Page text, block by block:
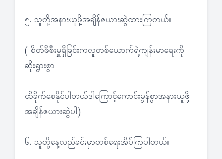
၅. သူတို့အနားယူဖို့အချိန်ဇယားဆွဲထားကြတယ်။
( စိတ်ဖိစီးမှူရှိခြင်းကလူတစ်ယောက်ရဲ့ကျန်းမာရေးကို
ဆိုးရွားစွာ
ထိခိုက်စေနိုင်ပါတယ်ဒါကြောင့်ကောင်းမွန်စွာအနားယူဖို့
အချိန်ဇယားဆွဲပါ)
၆. သူတို့နေ့လည်ခင်းမှာတစ်ရေးအိပ်ကြပါတယ်။